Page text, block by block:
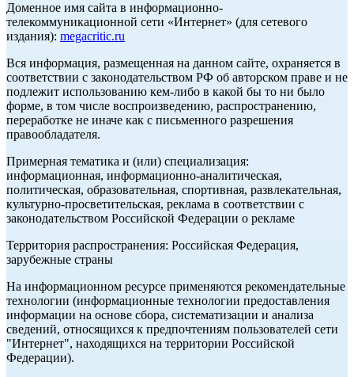
Доменное имя сайта в информационно-
телекоммуникационной сети «Интернет» (для сетевого
издания): megacritic.ru
Вся информация, размещенная на данном сайте, охраняется в
соответствии с законодательством РФ об авторском праве и не
подлежит использованию кем-либо в какой бы то ни было
форме, в том числе воспроизведению, распространению,
переработке не иначе как с письменного разрешения
правообладателя.
Примерная тематика и (или) специализация:
информационная, информационно-аналитическая,
политическая, образовательная, спортивная, развлекательная,
культурно-просветительская, реклама в соответствии с
законодательством Российской Федерации о рекламе
Территория распространения: Российская Федерация,
зарубежные страны
На информационном ресурсе применяются рекомендательные
технологии (информационные технологии предоставления
информации на основе сбора, систематизации и анализа
сведений, относящихся к предпочтениям пользователей сети
"Интернет", находящихся на территории Российской
Федерации).